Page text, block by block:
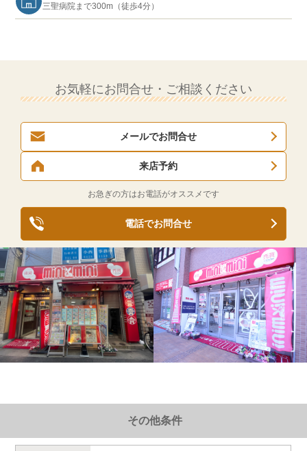
三聖病院まで300m（徒歩4分）
お気軽にお問合せ・ご相談ください
メールでお問合せ
来店予約
お急ぎの方はお電話がオススメです
電話でお問合せ
その他条件